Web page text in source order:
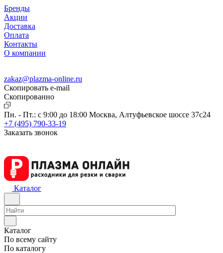
Бренды
Акции
Доставка
Оплата
Контакты
О компании
zakaz@plazma-online.ru
Скопировать e-mail
Cкопированно
Пн. - Пт.: с 9:00 до 18:00 Москва, Алтуфьевское шоссе 37с24
+7 (495) 790-33-19
Заказать звонок
Каталог
Каталог
По всему сайту
По каталогу